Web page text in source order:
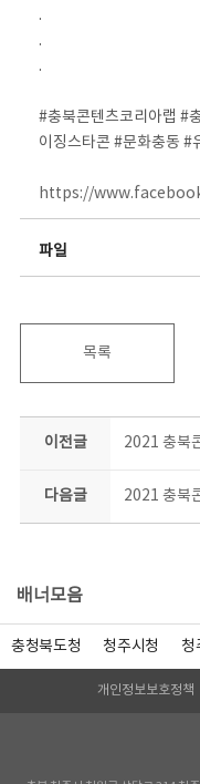
.
.
.⠀
#충북콘텐츠코리아랩 #
이징스타콘 #문화충동 #
https://
파일
목록
이전글
다음글 2021 충북
배너모음
충청북도청 청주시청 청
개인정보보호정책